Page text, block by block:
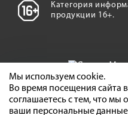
Категория
продукции 16+.
Мы используем cookie.
Во время посещения сайта
соглашаетесь с тем, что мы
ваши персональные